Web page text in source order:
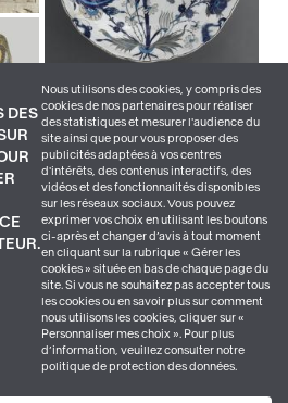
DES
Nous utilisons des cookies, y compris des
cookies de nos partenaires pour réaliser
des statistiques et mesurer l'audience du
site ainsi que pour vous proposer des
publicités adaptées à vos centres
d'intérêts, des contenus interactifs, des
vidéos et des fonctionnalités disponibles
sur les réseaux sociaux. Vous pouvez
exprimer vos choix en utilisant les boutons
ci-après et changer d’avis à tout moment
en cliquant sur la rubrique « Gérer les
cookies » située en bas de chaque page du
site. Si vous ne souhaitez pas accepter tous
les cookies ou en savoir plus sur comment
nous utilisons les cookies, cliquer sur «
Personnaliser mes choix ». Pour plus
d’information, veuillez consulter notre
politique de protection des données.